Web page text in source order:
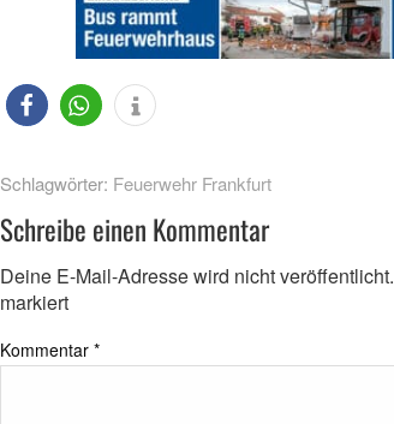
Schlagwörter: Feuerwehr Frankfurt
Schreibe einen Kommentar
Deine E-Mail-Adresse wird nicht veröffentlicht.
markiert
Kommentar *